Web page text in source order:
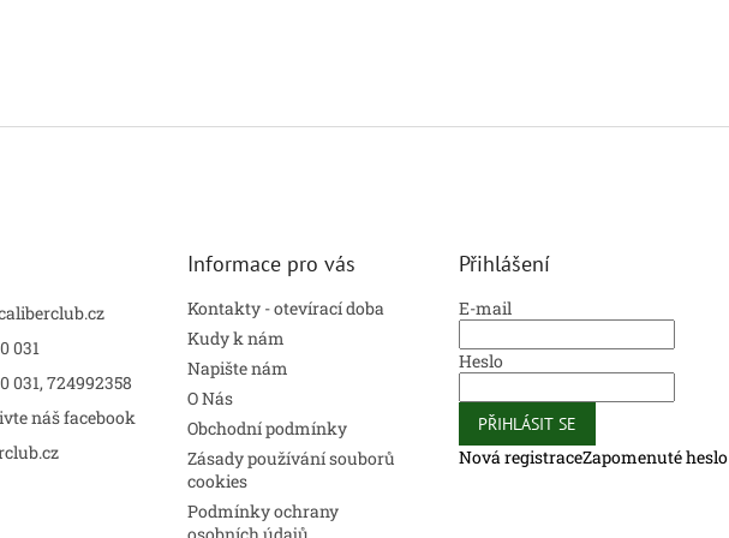
031
031, 724992358
náš facebook
Informace pro vás
Kontakty - otevírací doba
Kudy k nám
Napište nám
O Nás
Obchodní podmínky
Zásady používání souborů
cookies
Podmínky ochrany
Přihlášení
E-mail
Heslo
PŘIHLÁSIT SE
Nová registraceZapomenuté heslo